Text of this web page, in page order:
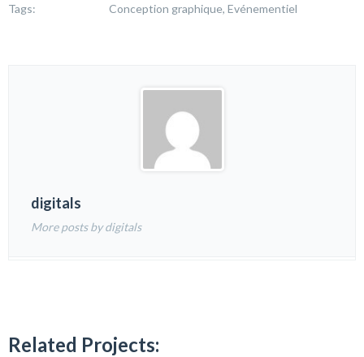
Tags: Conception graphique, Evénementiel
digitals
More posts by digitals
Related Projects: